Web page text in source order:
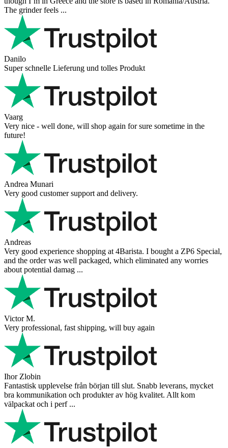
The grinder feels ...
Danilo
Super schnelle Lieferung und tolles Produkt
Vaarg
Very nice - well done, will shop again for sure sometime in the
future!
Andrea Munari
Very good customer support and delivery.
Andreas
Very good experience shopping at 4Barista. I bought a ZP6 Special,
and the order was well packaged, which eliminated any worries
about potential damag ...
Victor M.
Very professional, fast shipping, will buy again
Ihor Zlobin
Fantastisk upplevelse från början till slut. Snabb leverans, mycket
bra kommunikation och produkter av hög kvalitet. Allt kom
välpackat och i perf ...